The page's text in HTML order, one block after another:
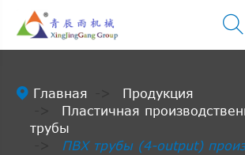

 Главная
Продукция
Пластичная
трубы
ПВХ трубы (4-output)